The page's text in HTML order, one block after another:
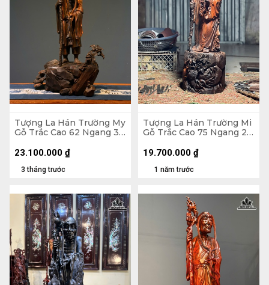
Tượng La Hán Trường My
Gỗ Trắc Cao 62 Ngang 38
3 tháng trước
23.100.000 ₫
Tượng La Hán Trường Mi
Gỗ Trắc Cao 75 Ngang 22
1 năm trước
19.700.000 ₫